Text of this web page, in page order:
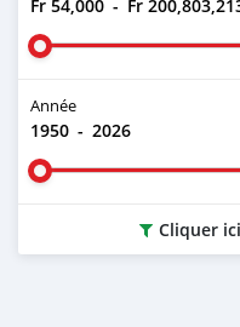
Fr 54,000 - Fr
Année
1950 - 2026
Cliquer